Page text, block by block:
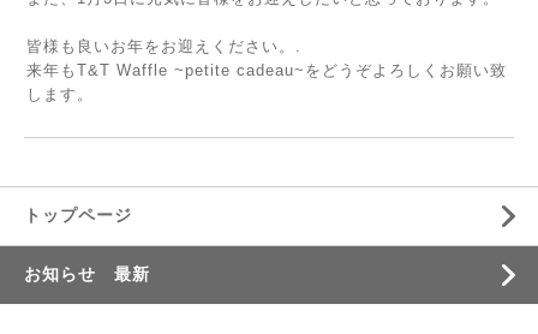
皆様も良いお年をお迎えください。.
来年もT&T Waffle ~petite cadeau~をどうぞよろしくお願い致
します。
トップページ
お知らせ 最新